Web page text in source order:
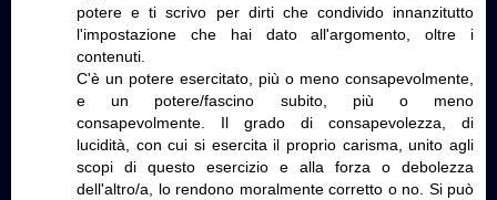
potere e ti scrivo per dirti che condivido innanzitutto
l'impostazione che hai dato all'argomento, oltre i
contenuti.
C'è un potere esercitato, più o meno consapevolmente,
e un potere/fascino subito, più o meno
consapevolmente. Il grado di consapevolezza, di
lucidità, con cui si esercita il proprio carisma, unito agli
scopi di questo esercizio e alla forza o debolezza
dell'altro/a, lo rendono moralmente corretto o no. Si può